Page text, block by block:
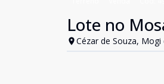
Lote no
Cézar de Souza, Mogi